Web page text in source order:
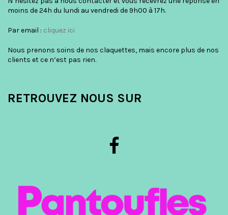
moins de 24h du lundi au vendredi de 9h00 à 17h.
Par email : cliquez ici
Nous prenons soins de nos claquettes, mais encore plus de nos
clients et ce n’est pas rien.
RETROUVEZ NOUS SUR